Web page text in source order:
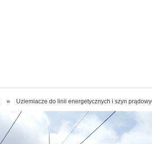
» Uziemiacze do linii energetycznych i szyn